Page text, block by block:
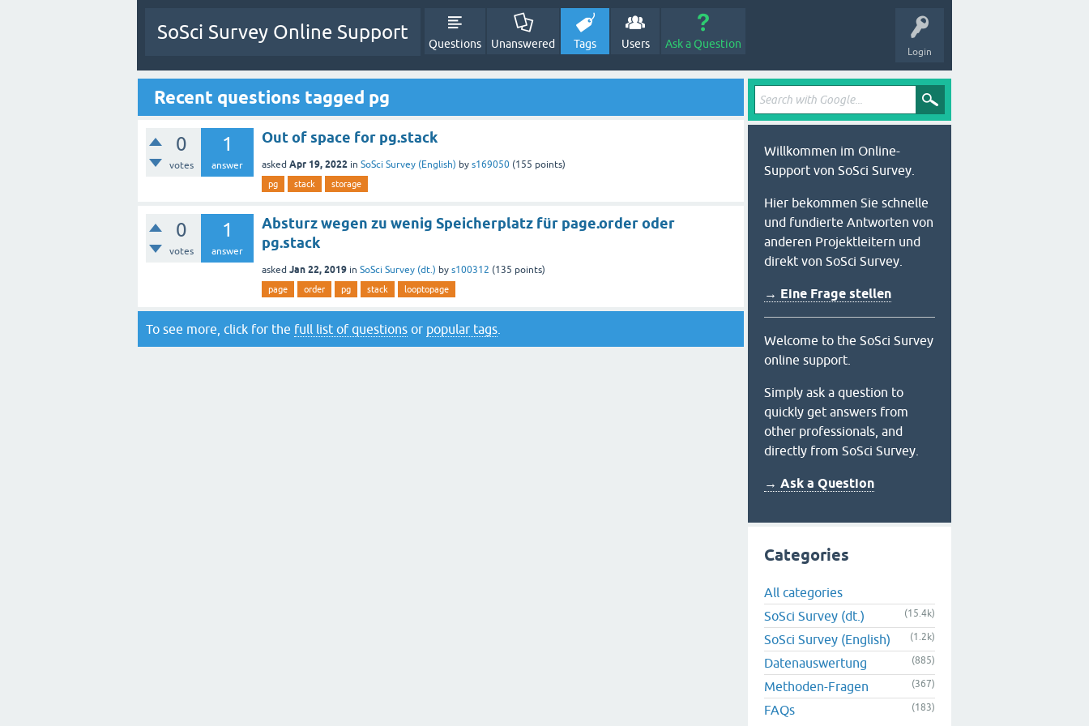
Login
SoSci Survey Online Support
Questions Unanswered Tags Users Ask a Question
Recent questions tagged pg
0
votes
1
answer
Out of space for pg.stack
asked Apr 19, 2022 in SoSci Survey (English) by s169050 (155 points)
pg stack storage
0
votes
1
answer
Absturz wegen zu wenig Speicherplatz für page.order oder
pg.stack
asked Jan 22, 2019 in SoSci Survey (dt.) by s100312 (135 points)
page order pg stack looptopage
To see more, click for the full list of questions or popular tags
Willkommen im Online-
Support von SoSci Survey.
Hier bekommen Sie schnelle
und fundierte Antworten von
anderen Projektleitern und
direkt von SoSci Survey.
→ Eine Frage stellen
Welcome to the SoSci Survey
online support.
Simply ask a question to
quickly get answers from
other professionals, and
directly from SoSci Survey.
→ Ask a Question
Categories
All categories
SoSci Survey (dt.)
(15.4k)
SoSci Survey (English) (1.2k)
Datenauswertung (885)
Methoden-Fragen (367)
FAQs (183)